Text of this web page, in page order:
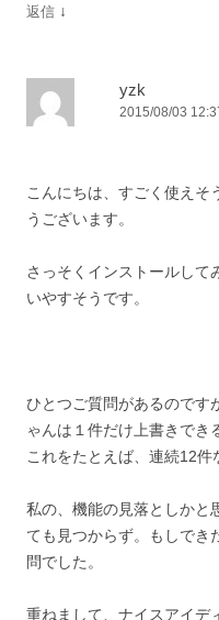
返信 ↓
yzk
2015/08/03
こんにちは、すごく使えそ
うございます。
さっそくインストールして
いやすそうです。
ひとつご質問があるのです
ゃんは１件だけ上書きでき
これをたとえば、連続12件
私の、機能の見落としかと
ても見つからず。もしでき
問でした。
重ねまして、ナイスアイ